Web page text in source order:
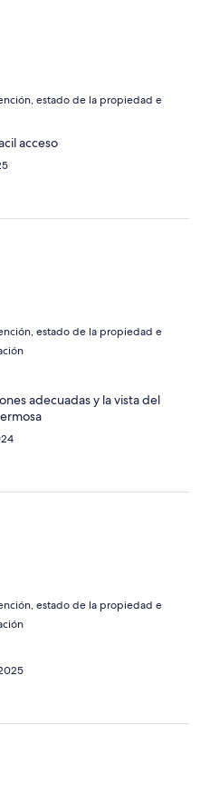
estado de la propiedad e
acceso
estado de la propiedad e
adecuadas y la vista del
estado de la propiedad e